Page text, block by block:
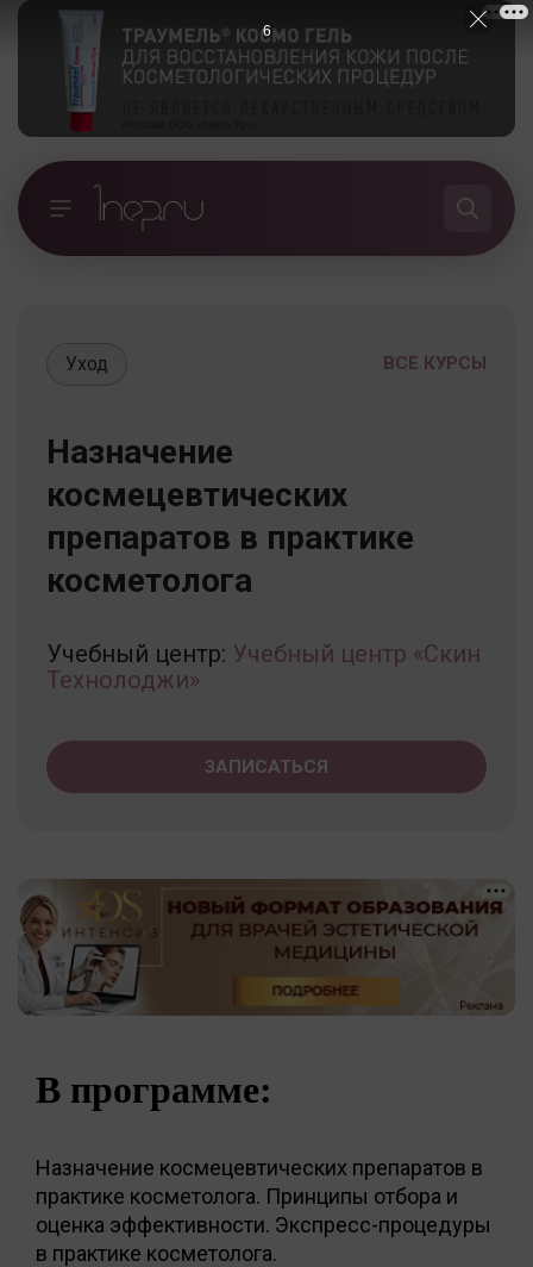
ВСЕ КУРСЫ
Уход
Назначение
космецевтических
препаратов в практике
косметолога
Учебный центр: Учебный центр «Скин
Технолоджи»
ЗАПИСАТЬСЯ
В программе:
Назначение космецевтических препаратов в
практике косметолога. Принципы отбора и
оценка эффективности. Экспресс-процедуры
в практике косметолога.
5